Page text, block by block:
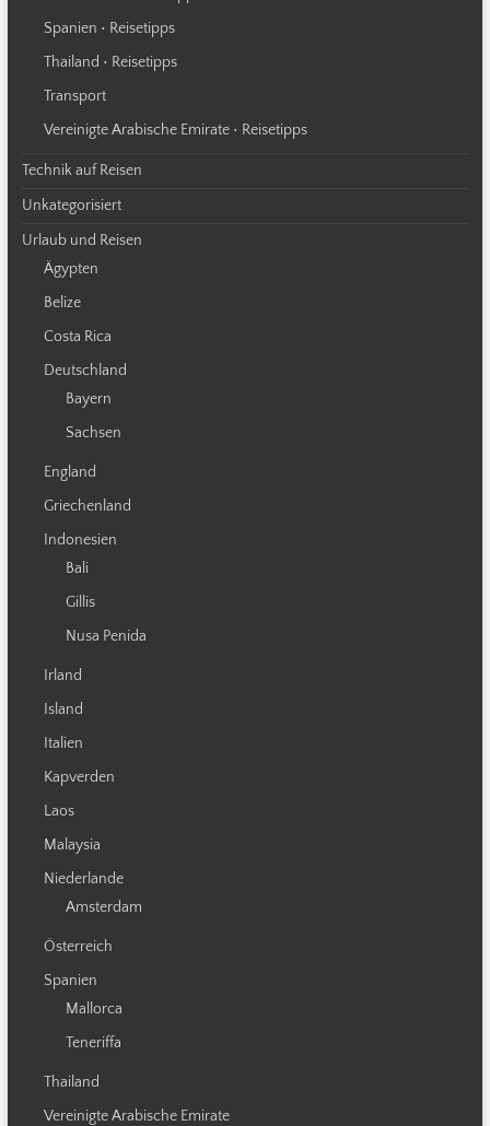
Spanien • Reisetipps
Thailand • Reisetipps
Transport
Vereinigte Arabische Emirate • Reisetipps
Technik auf Reisen
Unkategorisiert
Urlaub und Reisen
Ägypten
Belize
Costa Rica
Deutschland
Bayern
Sachsen
England
Griechenland
Indonesien
Bali
Gillis
Nusa Penida
Irland
Island
Italien
Kapverden
Laos
Malaysia
Niederlande
Amsterdam
Österreich
Spanien
Mallorca
Teneriffa
Thailand
Vereinigte Arabische Emirate